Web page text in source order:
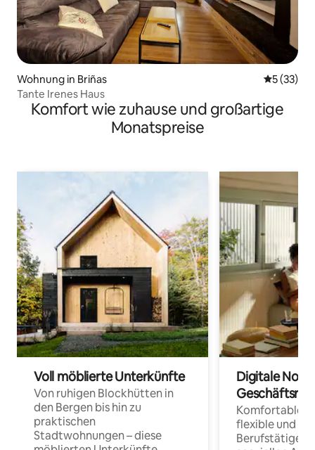
Wohnung in Briñas
5 (33)
Tante Irenes Haus
Komfort wie zuhause und großartige
Monatspreise
Voll möblierte Unterkünfte
Von ruhigen Blockhütten in
den Bergen bis hin zu
praktischen
Stadtwohnungen – diese
Digitale
Komfortable
flexible und
Berufstätige